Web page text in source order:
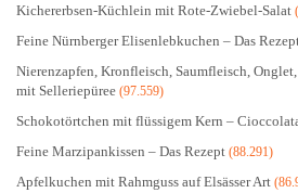
Kichererbsen-Küchlein mit Rote-Zwiebel-Salat
Feine Nürnberger Elisenlebkuchen – Das
Nierenzapfen, Kronfleisch, Saumfleisch,
mit Selleriepüree (97.559)
Schokotörtchen mit flüssigem Kern –
Feine Marzipankissen – Das Rezept (88.291)
Apfelkuchen mit Rahmguss auf Elsässer Art